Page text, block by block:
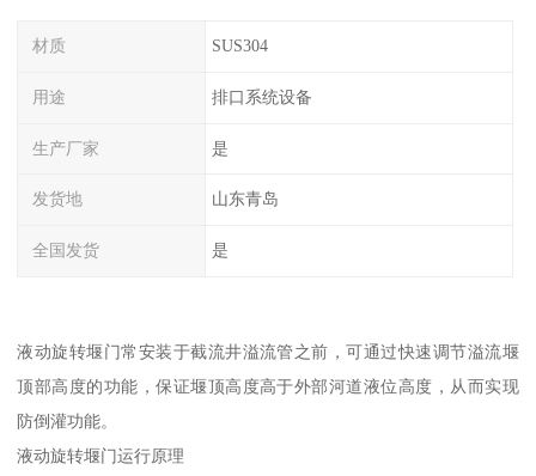
材质 SUS304
用途 排口系统设备
生产厂家 是
发货地 山东青岛
全国发货 是
液动旋转堰门常安装于截流井溢流管之前，可通过快速调节溢流堰
顶部高度的功能，保证堰顶高度高于外部河道液位高度，从而实现
防倒灌功能。
液动旋转堰门运行原理